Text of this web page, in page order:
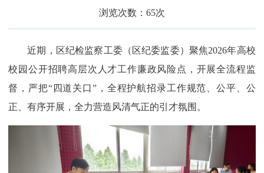
浏览次数： 65次
近期，区纪检监察工委（区纪委监委）聚焦2026年高校
校园公开招聘高层次人才工作廉政风险点，开展全流程监
督，严把“四道关口”，全程护航招录工作规范、公平、公
正、有序开展，全力营造风清气正的引才氛围。